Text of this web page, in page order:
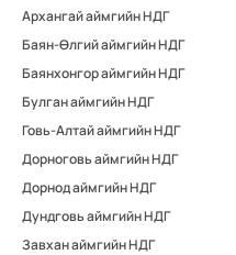
Архангай аймгийн НДГ
Баян-Өлгий аймгийн НДГ
Баянхонгор аймгийн НДГ
Булган аймгийн НДГ
Говь-Алтай аймгийн НДГ
Дорноговь аймгийн НДГ
Дорнод аймгийн НДГ
Дундговь аймгийн НДГ
Завхан аймгийн НДГ